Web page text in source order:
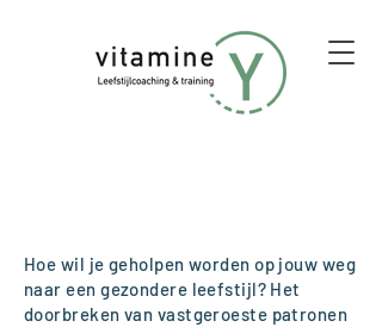
Hoe wil je geholpen worden op jouw weg
naar een gezondere leefstijl? Het
doorbreken van vastgeroeste patronen